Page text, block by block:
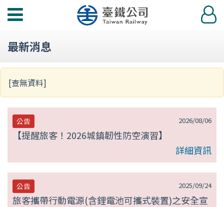
功
選
登
入
最新消息
[查無資料]
2026/08/06
公告
【提醒旅客！2026城鎮韌性防空演習】
詳細資訊
2025/09/24
公告
旅客攜帶行動電源(含鋰電池可攜式裝置)之安全宣